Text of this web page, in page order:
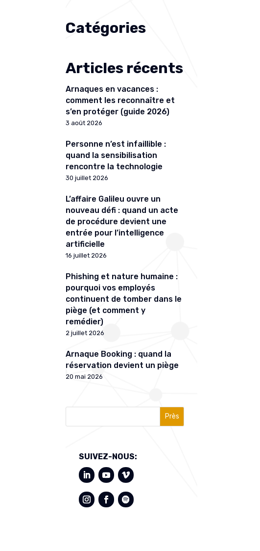
Catégories
Articles récents
Arnaques en vacances :
comment les reconnaître et
s’en protéger (guide 2026)
3 août 2026
Personne n’est infaillible :
quand la sensibilisation
rencontre la technologie
30 juillet 2026
L’affaire Galileu ouvre un
nouveau défi : quand un acte
de procédure devient une
entrée pour l’intelligence
artificielle
16 juillet 2026
Phishing et nature humaine :
pourquoi vos employés
continuent de tomber dans le
piège (et comment y
remédier)
2 juillet 2026
Arnaque Booking : quand la
réservation devient un piège
20 mai 2026
Près
SUIVEZ-NOUS: